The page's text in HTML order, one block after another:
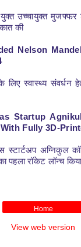
उच्चायुक्त मुजफ्फर
की
Nelson
स्वास्थ्य संवर्धन
Startup
Fully 3D-
स्टार्टअप अग्निकुल
पहला रॉकेट लॉन्च
Home
View web version